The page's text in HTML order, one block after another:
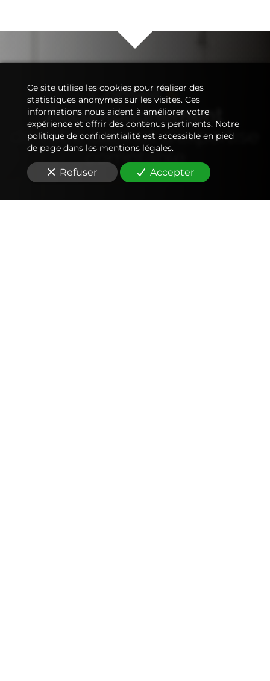
Conseil&
Accompagnement
de votrecabinet d'expertise
comptable
Ce site utilise les cookies pour réaliser des
statistiques anonymes sur les visites. Ces
informations nous aident à améliorer votre
expérience et offrir des contenus pertinents. Notre
politique de confidentialité est accessible en pied
de page dans les mentions légales.
Refuser Accepter